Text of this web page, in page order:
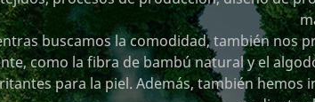
buscamos la comodidad, también nos
como la fibra de bambú natural y el
para la piel. Además, también